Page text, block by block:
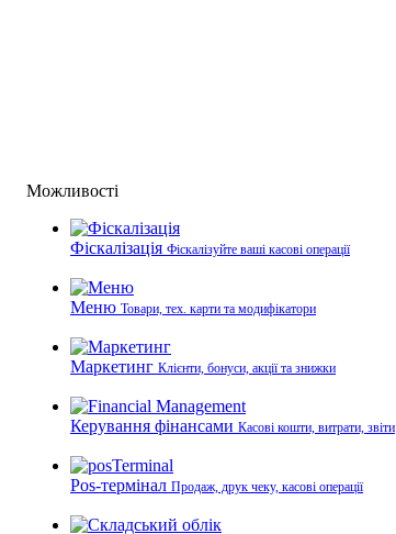
Можливості
Фіскалізація Фіскалізуйте ваші касові операції
Меню Товари, тех. карти та модифікатори
Маркетинг Клієнти, бонуси, акції та знижки
Керування фінансами Касові кошти, витрати, звіти
Pos-термінал Продаж, друк чеку, касові операції